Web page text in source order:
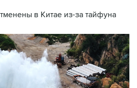
в Китае из-за тайфуна